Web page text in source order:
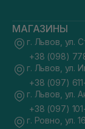
МАГАЗИНЫ
г. Львов, ул.
+38 (098)
г. Львов, ул.
+38 (097)
г. Львов, ул.
+38 (097)
г. Ровно, ул.